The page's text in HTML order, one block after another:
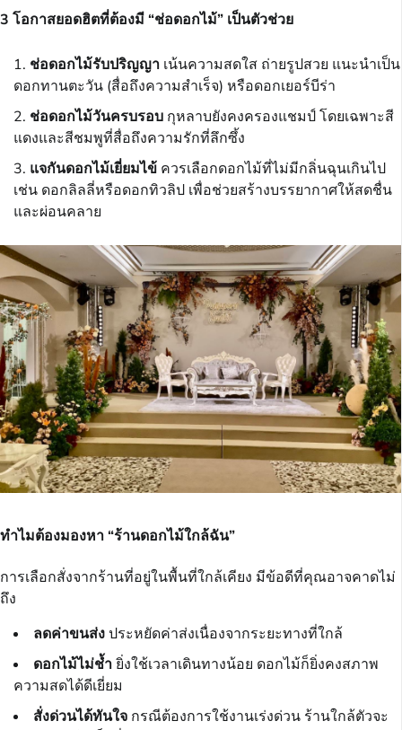
3 โอกาสยอดฮิตที่ต้องมี “ช่อดอกไม้” เป็นตัวช่วย
ช่อดอกไม้รับปริญญา เน้นความสดใส ถ่ายรูปสวย แนะนำเป็น
ดอกทานตะวัน (สื่อถึงความสำเร็จ) หรือดอกเยอร์บีร่า
ช่อดอกไม้วันครบรอบ กุหลาบยังคงครองแชมป์ โดยเฉพาะสี
แดงและสีชมพูที่สื่อถึงความรักที่ลึกซึ้ง
แจกันดอกไม้เยี่ยมไข้ ควรเลือกดอกไม้ที่ไม่มีกลิ่นฉุนเกินไป
เช่น ดอกลิลลี่หรือดอกทิวลิป เพื่อช่วยสร้างบรรยากาศให้สดชื่น
และผ่อนคลาย
ทำไมต้องมองหา “ร้านดอกไม้ใกล้ฉัน”
การเลือกสั่งจากร้านที่อยู่ในพื้นที่ใกล้เคียง มีข้อดีที่คุณอาจคาดไม่
ถึง
ลดค่าขนส่งประหยัดค่าส่งเนื่องจากระยะทางที่ใกล้
ดอกไม้ไม่ช้ำยิ่งใช้เวลาเดินทางน้อย ดอกไม้ก็ยิ่งคงสภาพ
ความสดได้ดีเยี่ยม
สั่งด่วนได้ทันใจ กรณีต้องการใช้งานเร่งด่วน ร้านใกล้ตัวจะ